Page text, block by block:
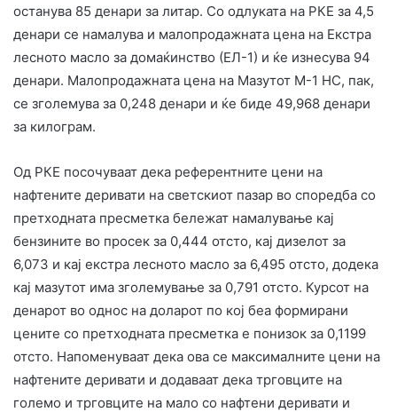
останува 85 денари за литар. Со одлуката на РКЕ за 4,5
денари се намалува и малопродажната цена на Екстра
лесното масло за домаќинство (ЕЛ-1) и ќе изнесува 94
денари. Малопродажната цена на Мазутот М-1 НС, пак,
се зголемува за 0,248 денари и ќе биде 49,968 денари
за килограм.
Од РКЕ посочуваат дека референтните цени на
нафтените деривати на светскиот пазар во споредба со
претходната пресметка бележат намалување кај
бензините во просек за 0,444 отсто, кај дизелот за
6,073 и кај екстра лесното масло за 6,495 отсто, додека
кај мазутот има зголемување за 0,791 отсто. Курсот на
денарот во однос на доларот по кој беа формирани
цените со претходната пресметка е понизок за 0,1199
отсто. Напоменуваат дека ова се максималните цени на
нафтените деривати и додаваат дека трговците на
големо и трговците на мало со нафтени деривати и